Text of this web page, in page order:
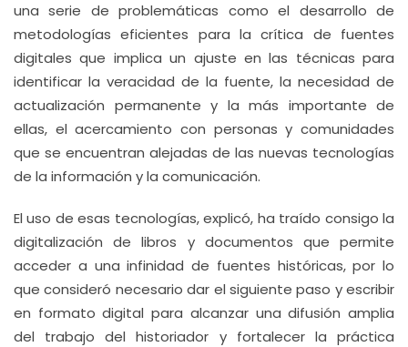
una serie de problemáticas como el desarrollo de
metodologías eficientes para la crítica de fuentes
digitales que implica un ajuste en las técnicas para
identificar la veracidad de la fuente, la necesidad de
actualización permanente y la más importante de
ellas, el acercamiento con personas y comunidades
que se encuentran alejadas de las nuevas tecnologías
de la información y la comunicación.
El uso de esas tecnologías, explicó, ha traído consigo la
digitalización de libros y documentos que permite
acceder a una infinidad de fuentes históricas, por lo
que consideró necesario dar el siguiente paso y escribir
en formato digital para alcanzar una difusión amplia
del trabajo del historiador y fortalecer la práctica